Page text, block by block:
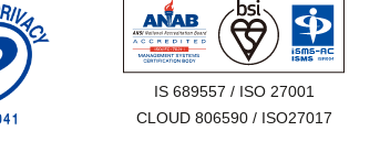
IS 689557 / ISO 27001
CLOUD 806590 / ISO27017